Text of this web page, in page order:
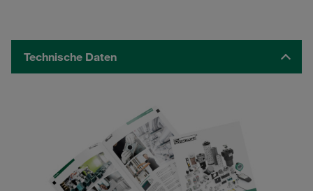
Technische Daten